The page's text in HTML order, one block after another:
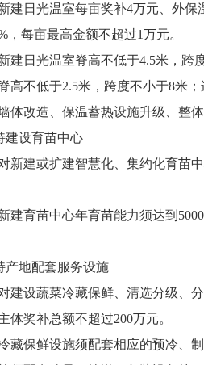
建日光温室每亩奖补4万元、外
，每亩最高金额不超过1万元。
建日光温室脊高不低于4.5米，跨
高不低于2.5米，跨度不小于8米
体改造、保温蓄热设施升级、整
建设育苗中心
新建或扩建智慧化、集约化育苗
建育苗中心年育苗能力须达到
产地配套服务设施
建设蔬菜冷藏保鲜、清选分级、
体奖补总额不超过200万元。
藏保鲜设施须配套相应的预冷、